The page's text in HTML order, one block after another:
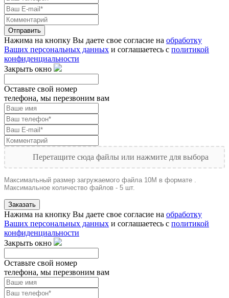
Отправить
Нажима на кнопку Вы даете свое согласие на обработку
Ваших персональных данных и соглашаетесь с политикой
конфиденциальности
Закрыть окно
Оставьте свой номер
телефона, мы перезвоним вам
Перетащите сюда файлы или нажмите для выбора
Максимальный размер загружаемого файла 10M в формате .
Максимальное количество файлов - 5 шт.
Заказать
Нажима на кнопку Вы даете свое согласие на обработку
Ваших персональных данных и соглашаетесь с политикой
конфиденциальности
Закрыть окно
Оставьте свой номер
телефона, мы перезвоним вам